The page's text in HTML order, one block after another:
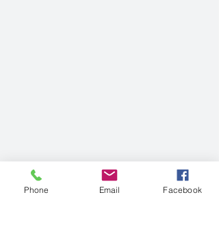
Phone Email Facebook